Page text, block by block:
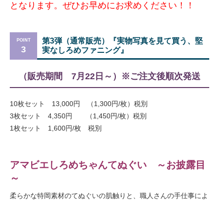
となります。ぜひお早めにお求めください！！
3
第3弾（通常販売）『実物写真を見て買う、堅
実なしろめファニング』
（販売期間 7月22日～）※ご注文後順次発送
10枚セット 13,000円 （1,300円/枚）税別
3枚セット 4,350円 （1,450円/枚）税別
1枚セット 1,600円/枚 税別
アマビエしろめちゃんてぬぐい ～お披露目
～
柔らかな特岡素材のてぬぐいの肌触りと、職人さんの手仕事によ